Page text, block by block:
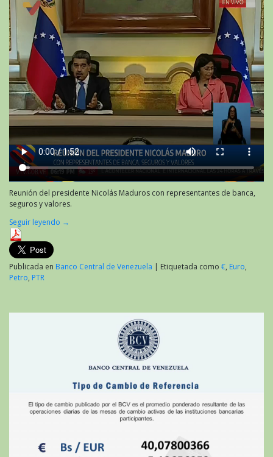
Reunión del presidente Nicolás Maduros con representantes de banca,
seguros y valores.
Seguir leyendo →
Publicada en Banco Central de Venezuela | Etiquetada como €, Euro,
Petro, PTR